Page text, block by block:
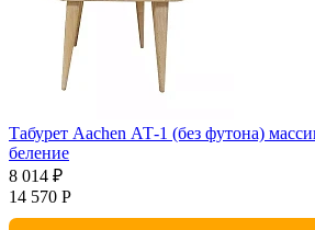
Табурет Aachen АТ-1 (без футона)
беление
8 014 ₽
14 570 Р